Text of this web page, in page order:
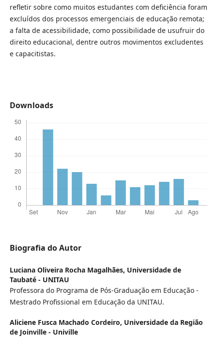
refletir sobre como muitos estudantes com deficiência foram
excluídos dos processos emergenciais de educação remota;
a falta de acessibilidade, como possibilidade de usufruir do
direito educacional, dentre outros movimentos excludentes
e capacitistas.
Downloads
Biografia do Autor
Luciana Oliveira Rocha Magalhães, Universidade de
Taubaté - UNITAU
Professora do Programa de Pós-Graduação em Educação -
Mestrado Profissional em Educação da UNITAU.
Aliciene Fusca Machado Cordeiro, Universidade da Região
de Joinville - Univille